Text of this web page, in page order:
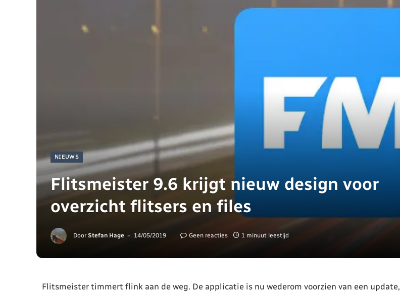
NIEUWS
Flitsmeister 9.6 krijgt nieuw design voor
overzicht flitsers en files
Door Stefan Hage 14/05/2019 Geen reacties 1 minuut leestijd
Flitsmeister timmert flink aan de weg. De applicatie is nu wederom voorzien van een update,